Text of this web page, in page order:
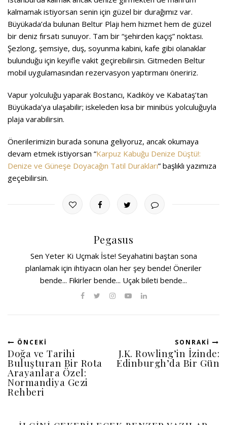
kalmamak istiyorsan senin için güzel bir durağımız var.
Büyükada’da bulunan Beltur Plajı hem hizmet hem de güzel
bir deniz fırsatı sunuyor. Tam bir “şehirden kaçış” noktası.
Şezlong, şemsiye, duş, soyunma kabini, kafe gibi olanaklar
bulunduğu için keyifle vakit geçirebilirsin. Gitmeden Beltur
mobil uygulamasından rezervasyon yaptırmanı öneririz.
Vapur yolculuğu yaparak Bostancı, Kadıköy ve Kabataş’tan
Büyükada’ya ulaşabilir; iskeleden kısa bir minibüs yolculuğuyla
plaja varabilirsin.
Önerilerimizin burada sonuna geliyoruz, ancak okumaya
devam etmek istiyorsan “Karpuz Kabuğu Denize Düştü!:
Denize ve Güneşe Doyacağın Tatil Durakları” başlıklı yazımıza
geçebilirsin.
Pegasus
Sen Yeter Ki Uçmak İste! Seyahatini baştan sona
planlamak için ihtiyacın olan her şey bende! Öneriler
bende... Fikirler bende... Uçak bileti bende...
ÖNCEKI
Doğa ve Tarihi
Buluşturan Bir Rota
Arayanlara Özel:
Normandiya Gezi
Rehberi
SONRAKI
J.K. Rowling’in İzinde:
Edinburgh’da Bir Gün